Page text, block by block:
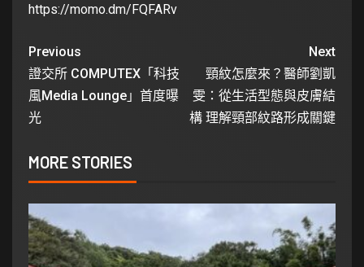
https://momo.dm/FQFARv
Previous
證交所 COMPUTEX「科技
風Media Lounge」首度曝
光
Next
頸紋怎麼來？醫師劉凱
雯：從生活型態與皮膚結
構 理解頸部紋路形成關鍵
MORE STORIES